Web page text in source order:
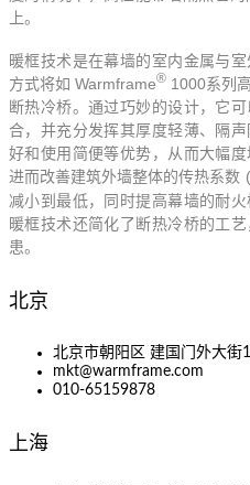
上。
暖框技术是在幕墙的室内金属与
方式将如 Warmframe® 1000系列
断热冷桥。通过巧妙的设计，它
合，并充分发挥其厚度轻薄、隔
好和使用简便等优势，从而大幅
进而改善建筑外墙整体的传热系数
减小到最低，同时提高幕墙的耐
暖框技术还简化了断热冷桥的工
患。
北京
北京市朝阳区 建国门外大街
mkt@warmframe.com
010-65159878
上海